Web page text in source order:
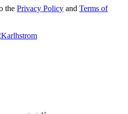
the Privacy Policy and Terms of